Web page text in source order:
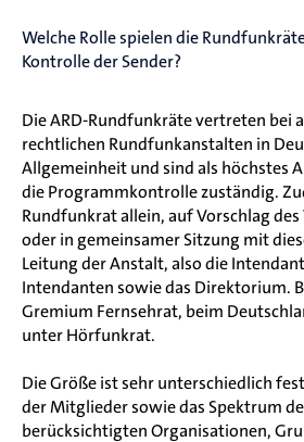
Welche Rolle spielen die
Kontrolle der Sender?
Die ARD-Rundfunkräte vertreten bei
rechtlichen Rundfunkanstalten in
Allgemeinheit und sind als höchstes
die Programmkontrolle zuständig.
Rundfunkrat allein, auf Vorschlag
oder in gemeinsamer Sitzung mit
Leitung der Anstalt, also die
Intendanten sowie das Direktorium.
Gremium Fernsehrat, beim
unter Hörfunkrat.
Die Größe ist sehr unterschiedlich
der Mitglieder sowie das Spektrum
berücksichtigten Organisationen,